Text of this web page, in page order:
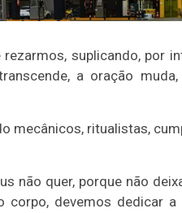
suplicando, por
a oração
mecânicos, ritualistas,
não quer, porque não
corpo, devemos dedicar a